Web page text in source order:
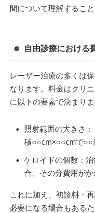
間について理解すること
自由診療における
レーザー治療の多くは
なります。料金はクリ
に以下の要素で決まりま
照射範囲の大きさ
積○○cm×○○cmで○○
ケロイドの個数：
合、その分費用がか
これに加え、初診料・
必要になる場合もある